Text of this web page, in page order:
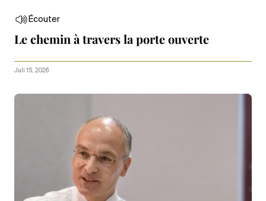
Écouter
Le chemin à travers la porte ouverte
Juli 15, 2026